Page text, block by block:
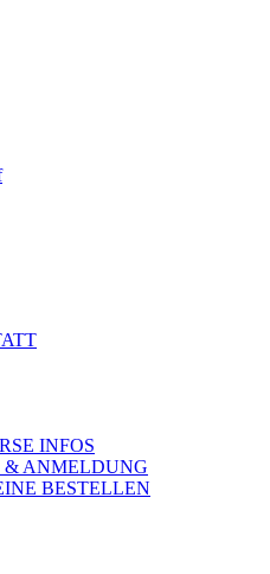
INFOS
& ANMELDUNG
BESTELLEN